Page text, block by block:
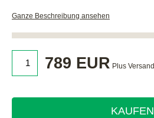
Ganze Beschreibung ansehen
789 EUR Plus Versand
KAUFEN